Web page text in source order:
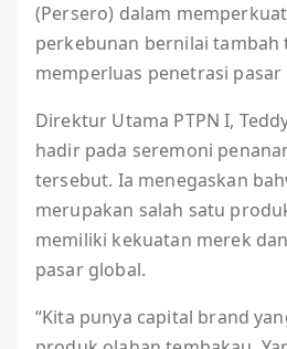
(Persero) dalam
perkebunan bernilai tambah
memperluas penetrasi
Direktur Utama PTPN I,
hadir pada seremoni
tersebut. Ia menegaskan
merupakan salah satu
memiliki kekuatan merek
pasar global.
“Kita punya capital brand